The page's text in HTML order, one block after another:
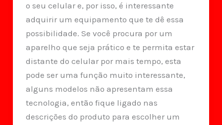
o seu celular e, por isso, é interessante
adquirir um equipamento que te dê essa
possibilidade. Se você procura por um
aparelho que seja prático e te permita estar
distante do celular por mais tempo, esta
pode ser uma função muito interessante,
alguns modelos não apresentam essa
tecnologia, então fique ligado nas
descrições do produto para escolher um